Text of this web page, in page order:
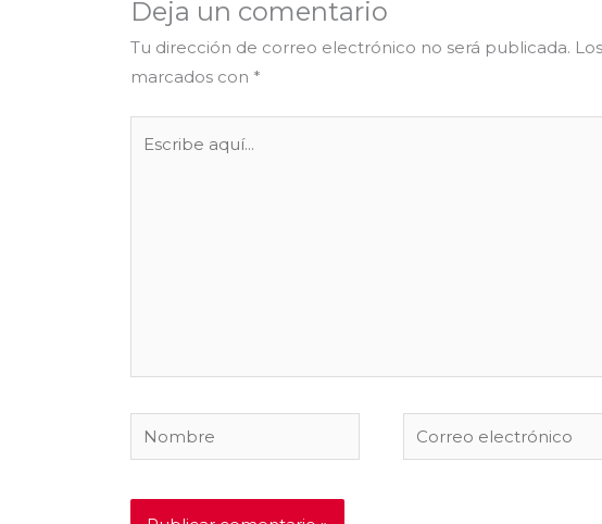
Deja un comentario
Tu dirección de correo electrónico no será publicada.
marcados con *
Nombre
Correo
electrónico